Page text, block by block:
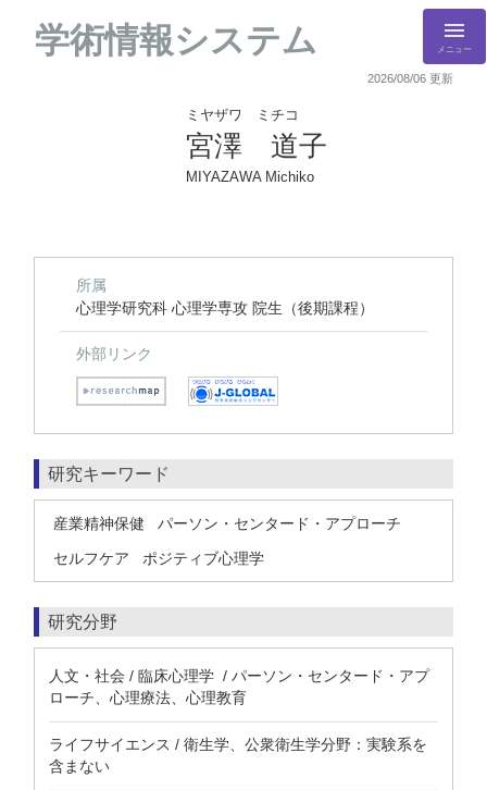
学術情報システム メニュー
2026/08/06 更新
ミヤザワ ミチコ
宮澤 道子
MIYAZAWA Michiko
所属
心理学研究科 心理学専攻 院生（後期課程）
外部リンク
研究キーワード
産業精神保健
パーソン・センタード・アプローチ
セルフケア
ポジティブ心理学
研究分野
人文・社会 / 臨床心理学 / パーソン・センタード・アプ
ローチ、心理療法、心理教育
ライフサイエンス / 衛生学、公衆衛生学分野：実験系を
含まない